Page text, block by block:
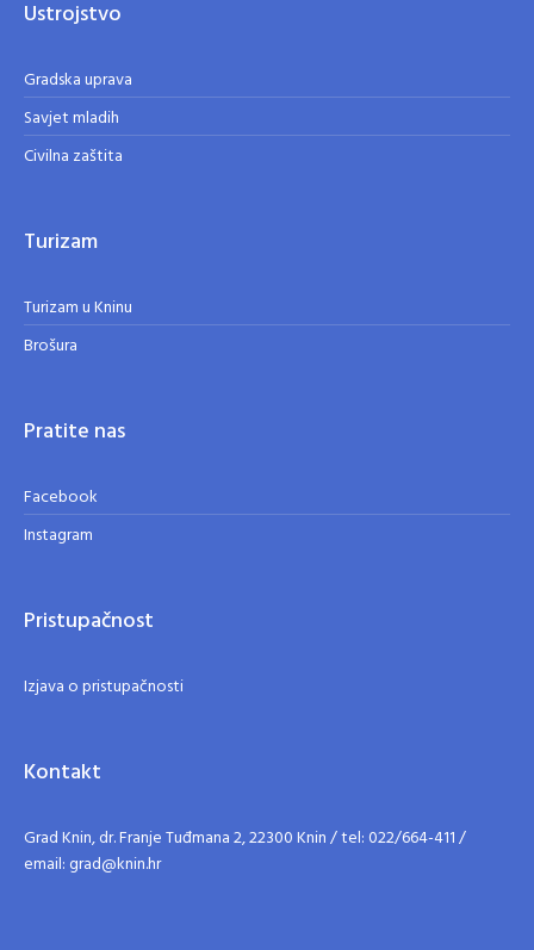
Ustrojstvo
Gradska uprava
Savjet mladih
Civilna zaštita
Turizam
Turizam u Kninu
Brošura
Pratite nas
Facebook
Instagram
Pristupačnost
Izjava o pristupačnosti
Kontakt
Grad Knin, dr. Franje Tuđmana 2, 22300 Knin / tel: 022/664-411 /
email: grad@knin.hr